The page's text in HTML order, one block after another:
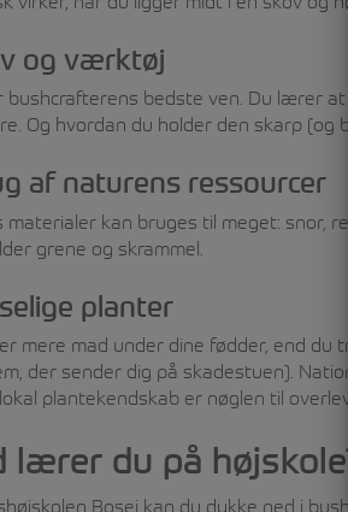
og værktøj
bushcrafterens bedste ven. Du lærer
Og hvordan du holder den skarp (og
af naturens ressourcer
materialer kan bruges til meget: snor,
grene og skrammel.
planter
mere mad under dine fødder, end
der sender dig på skadestuen).
plantekendskab er nøglen til
lærer du på højskole?
Bosei kan du dykke ned i